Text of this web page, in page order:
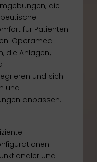
die
für Patienten
Operamed
die Anlagen,
und sich
und
anpassen.
und